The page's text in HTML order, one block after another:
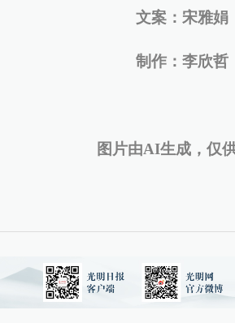
文案：宋雅娟
制作：李欣哲
图片由AI生成，仅